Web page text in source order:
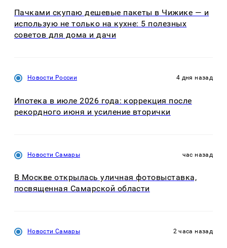
Пачками скупаю дешевые пакеты в Чижике — и
использую не только на кухне: 5 полезных
советов для дома и дачи
Новости России 4 дня назад
Ипотека в июле 2026 года: коррекция после
рекордного июня и усиление вторички
Новости Самары час назад
В Москве открылась уличная фотовыставка,
посвященная Самарской области
Новости Самары 2 часа назад